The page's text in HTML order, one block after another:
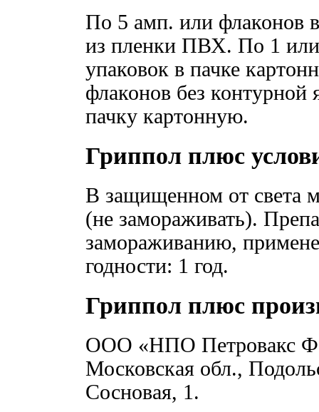
По 5 амп. или флаконов
из пленки ПВХ. По 1
упаковок в пачке
флаконов без
пачку картонную.
Гриппол плюс
В защищенном от света
(не замораживать).
замораживанию,
годности: 1 год.
Гриппол плюс
ООО «НПО Петровакс
Московская обл.,
Сосновая, 1.